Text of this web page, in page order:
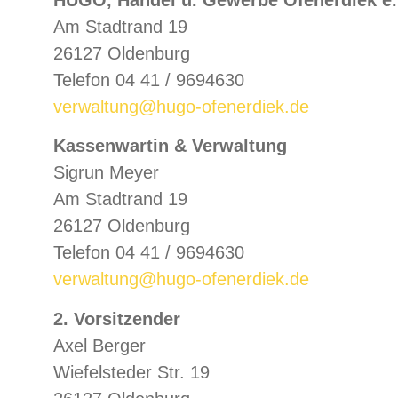
Am Stadtrand 19
26127 Oldenburg
Telefon 04 41 / 9694630
verwaltung@hugo-ofenerdiek.de
Kassenwartin & Verwaltung
Sigrun Meyer
Am Stadtrand 19
26127 Oldenburg
Telefon 04 41 / 9694630
verwaltung@hugo-ofenerdiek.de
2. Vorsitzender
Axel Berger
Wiefelsteder Str. 19